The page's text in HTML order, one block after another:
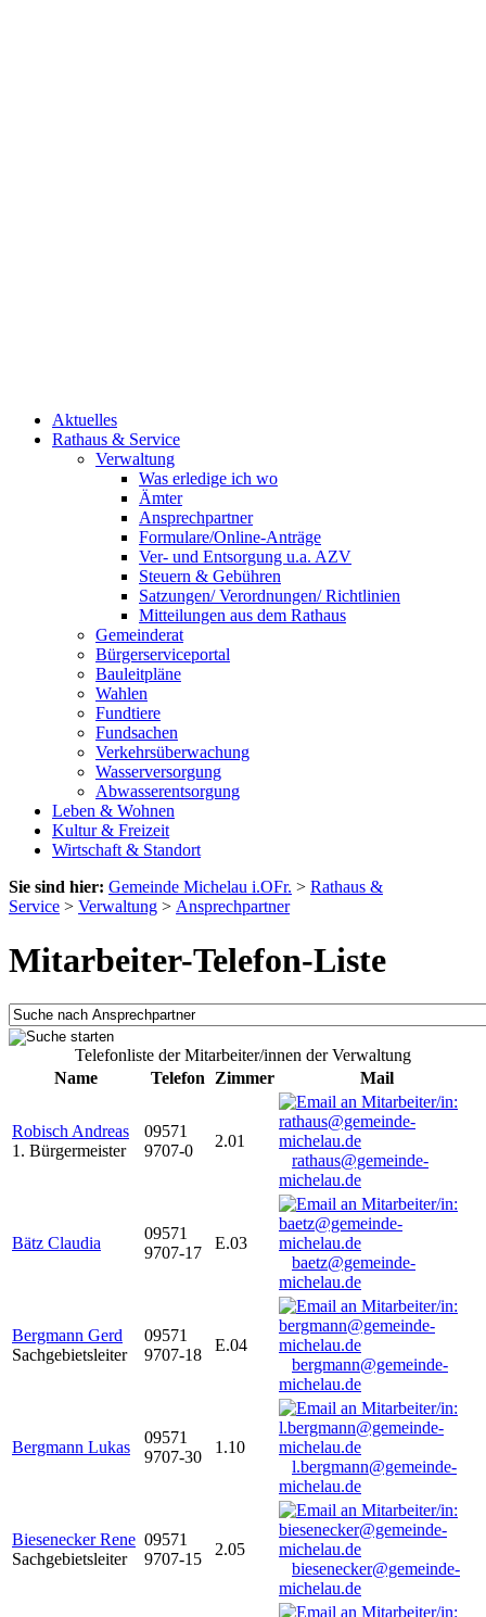
Aktuelles
Rathaus & Service
Verwaltung
Was erledige ich wo
Ämter
Ansprechpartner
Formulare/Online-Anträge
Ver- und Entsorgung u.a. AZV
Steuern & Gebühren
Satzungen/ Verordnungen/ Richtlinien
Mitteilungen aus dem Rathaus
Gemeinderat
Bürgerserviceportal
Bauleitpläne
Wahlen
Fundtiere
Fundsachen
Verkehrsüberwachung
Wasserversorgung
Abwasserentsorgung
Leben & Wohnen
Kultur & Freizeit
Wirtschaft & Standort
Sie sind hier: Gemeinde Michelau i.OFr. > Rathaus &
Service > Verwaltung > Ansprechpartner
Mitarbeiter-Telefon-Liste
Telefonliste der Mitarbeiter/innen der Verwaltung
Name
Telefon Zimmer Mail
Robisch Andreas
1. Bürgermeister
09571
9707-0
2.01
rathaus@gemeinde-
michelau.de
Bätz Claudia
09571
9707-17
E.03
baetz@gemeinde-
michelau.de
Bergmann Gerd
Sachgebietsleiter
09571
9707-18
E.04
bergmann@gemeinde-
michelau.de
Bergmann Lukas
09571
9707-30
1.10
l.bergmann@gemeinde-
michelau.de
Biesenecker Rene
Sachgebietsleiter
09571
9707-15
2.05
biesenecker@gemeinde-
michelau.de